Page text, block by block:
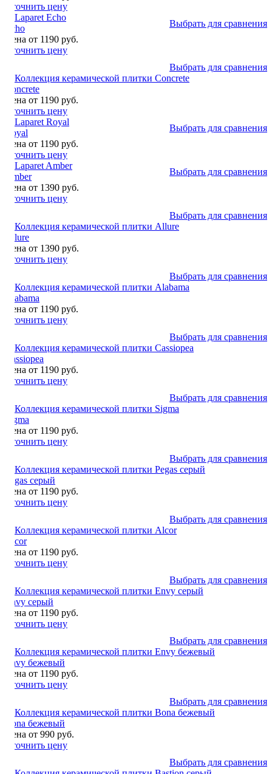
Уточнить цену
Выбрать для сравнения
Echo
Цена от 1190 руб.
Уточнить цену
Выбрать для сравнения
Concrete
Цена от 1190 руб.
Уточнить цену
Выбрать для сравнения
Royal
Цена от 1190 руб.
Уточнить цену
Выбрать для сравнения
Amber
Цена от 1390 руб.
Уточнить цену
Выбрать для сравнения
Allure
Цена от 1390 руб.
Уточнить цену
Выбрать для сравнения
Alabama
Цена от 1190 руб.
Уточнить цену
Выбрать для сравнения
Cassiopea
Цена от 1190 руб.
Уточнить цену
Выбрать для сравнения
Sigma
Цена от 1190 руб.
Уточнить цену
Выбрать для сравнения
Pegas серый
Цена от 1190 руб.
Уточнить цену
Выбрать для сравнения
Alcor
Цена от 1190 руб.
Уточнить цену
Выбрать для сравнения
Envy серый
Цена от 1190 руб.
Уточнить цену
Выбрать для сравнения
Envy бежевый
Цена от 1190 руб.
Уточнить цену
Выбрать для сравнения
Bona бежевый
Цена от 990 руб.
Уточнить цену
Выбрать для сравнения